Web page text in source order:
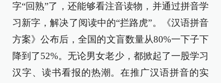
字“回熟”了，还能够看注音读物，并通过拼音学
习新字，解决了阅读中的“拦路虎”。《汉语拼音
方案》公布后，全国的文盲数量从80%一下子下
降到了52%。无论男女老少，都掀起了一股学习
汉字、读书看报的热潮。在推广汉语拼音的实